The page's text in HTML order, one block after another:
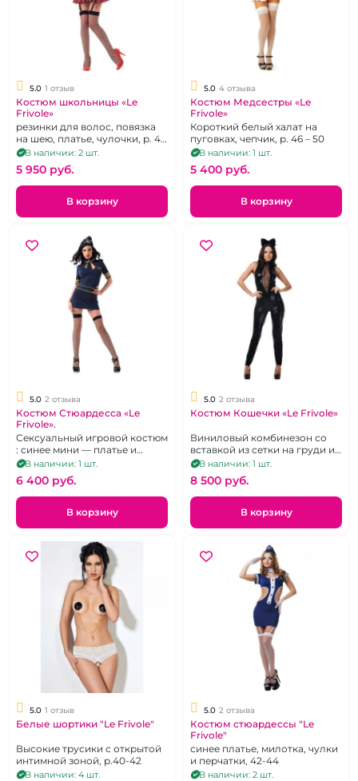
5.0 1 отзыв
Костюм школьницы «Le
Frivole»
резинки для волос, повязка
на шею, платье, чулочки, р. 42
– 44В наличии: 2 шт.
5 950 pуб.
В корзину
5.0 4 отзыва
Костюм Медсестры «Le
Frivole»
Короткий белый халат на
пуговках, чепчик, р. 46 – 50
В наличии: 1 шт.
5 400 pуб.
В корзину
5.0 2 отзыва
Костюм Стюардесса «Le
Frivole».
Сексуальный игровой костюм
: синее мини — платье и
пилотка, р. 48-50.
В наличии: 1 шт.
6 400 pуб.
В корзину
5.0 2 отзыва
Костюм Кошечки «Le Frivole»
Виниловый комбинезон со
вставкой из сетки на груди и
спине, ушки, р. 42-44
В наличии: 1 шт.
8 500 pуб.
В корзину
5.0 1 отзыв
Белые шортики "Le Frivole"
Высокие трусики с открытой
интимной зоной, р.40-42
В наличии: 4 шт.
5.0 2 отзыва
Костюм стюардессы "Le
Frivole"
синее платье, милотка, чулки
и перчатки, 42-44
В наличии: 2 шт.